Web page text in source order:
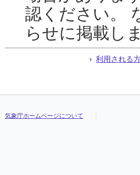
認ください。
らせに掲載し
利用される
気象庁ホームページについて